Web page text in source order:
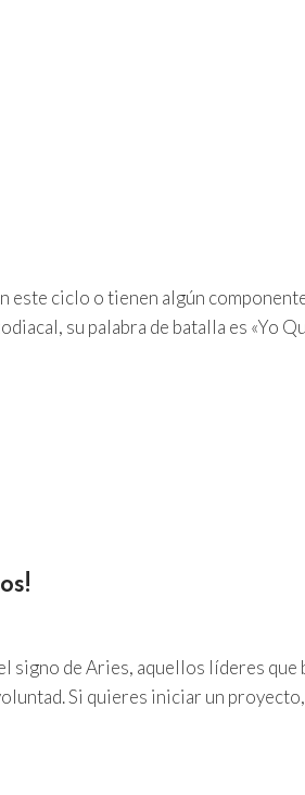
este ciclo o tienen algún
su palabra de batalla es «Yo
signo de Aries, aquellos líderes
Si quieres iniciar un proyecto,